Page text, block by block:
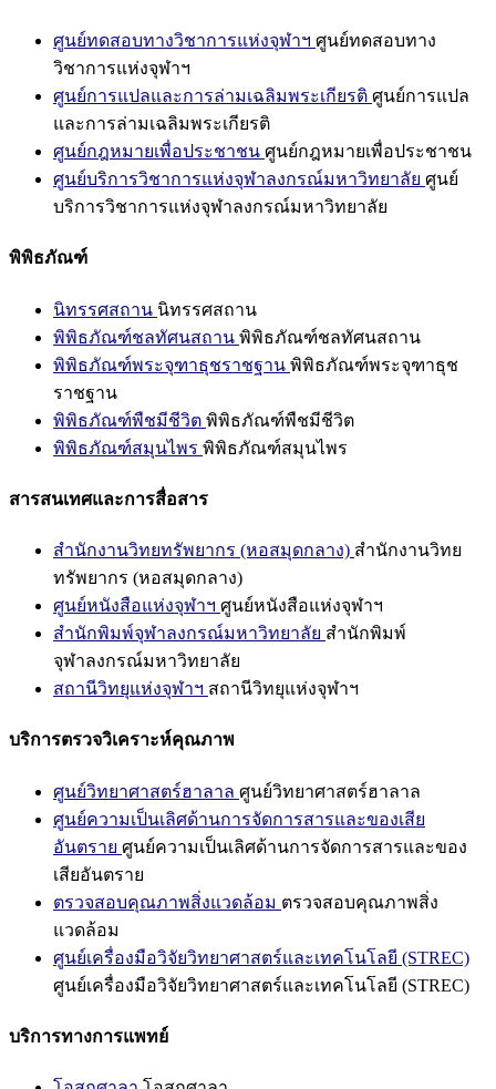
ศูนย์ทดสอบทางวิชาการแห่งจุฬาฯ ศูนย์ทดสอบทาง
วิชาการแห่งจุฬาฯ
ศูนย์การแปลและการล่ามเฉลิมพระเกียรติ ศูนย์การแปล
และการล่ามเฉลิมพระเกียรติ
ศูนย์กฎหมายเพื่อประชาชน ศูนย์กฎหมายเพื่อประชาชน
ศูนย์บริการวิชาการแห่งจุฬาลงกรณ์มหาวิทยาลัย ศูนย์
บริการวิชาการแห่งจุฬาลงกรณ์มหาวิทยาลัย
พิพิธภัณฑ์
นิทรรศสถาน นิทรรศสถาน
พิพิธภัณฑ์ชลทัศนสถาน พิพิธภัณฑ์ชลทัศนสถาน
พิพิธภัณฑ์พระจุฑาธุชราชฐาน พิพิธภัณฑ์พระจุฑาธุช
ราชฐาน
พิพิธภัณฑ์พืชมีชีวิต พิพิธภัณฑ์พืชมีชีวิต
พิพิธภัณฑ์สมุนไพร พิพิธภัณฑ์สมุนไพร
สารสนเทศและการสื่อสาร
สำนักงานวิทยทรัพยากร (หอสมุดกลาง) สำนักงานวิทย
ทรัพยากร (หอสมุดกลาง)
ศูนย์หนังสือแห่งจุฬาฯ ศูนย์หนังสือแห่งจุฬาฯ
สำนักพิมพ์จุฬาลงกรณ์มหาวิทยาลัย สำนักพิมพ์
จุฬาลงกรณ์มหาวิทยาลัย
สถานีวิทยุแห่งจุฬาฯ สถานีวิทยุแห่งจุฬาฯ
บริการตรวจวิเคราะห์คุณภาพ
ศูนย์วิทยาศาสตร์ฮาลาล ศูนย์วิทยาศาสตร์ฮาลาล
ศูนย์ความเป็นเลิศด้านการจัดการสารและของเสีย
อันตราย ศูนย์ความเป็นเลิศด้านการจัดการสารและของ
เสียอันตราย
ตรวจสอบคุณภาพสิ่งแวดล้อม ตรวจสอบคุณภาพสิ่ง
แวดล้อม
ศูนย์เครื่องมือวิจัยวิทยาศาสตร์และเทคโนโลยี (STREC)
ศูนย์เครื่องมือวิจัยวิทยาศาสตร์และเทคโนโลยี (STREC)
บริการทางการแพทย์